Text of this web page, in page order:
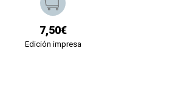
7,50€
Edición impresa